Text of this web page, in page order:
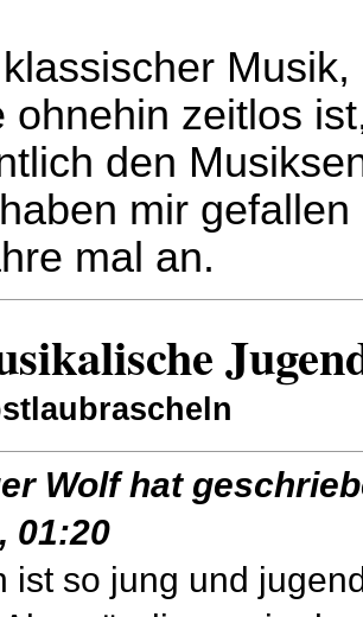
ohnehin zeitlos
den
mir
mal an.
Wolfhat
01:20
ist so jung und